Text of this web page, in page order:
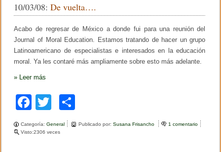
b
o
o
k
ar
tir
a
c
i
d
t
r
10/03/08:De vuelta….
Acabo de regresar de México a donde fui para una reunión del
Journal of Moral Education. Estamos tratando de hacer un grupo
Latinoamericano de especialistas e interesados en la educación
moral. Ya les contaré más ampliamente sobre esto más adelante.
» Leer más
F
a
c
wi
tt
o
Categoría:General Publicado por:Susana Frisancho 1 comentario e
Visto:2306 veces